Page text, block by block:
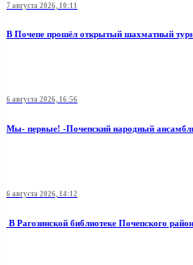
7 августа 2026, 10:11
В Почепе прошёл открытый шахматный
6 августа 2026, 16:56
Мы- первые! -Почепский народный ансамбль
6 августа 2026, 14:12
В Рагозинской библиотеке Почепского